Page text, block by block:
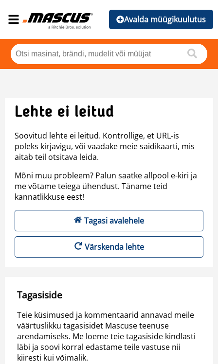
Avalda müügikuulutus
Lehte ei leitud
Soovitud lehte ei leitud. Kontrollige, et URL-is
poleks kirjavigu, või vaadake meie saidikaarti, mis
aitab teil otsitava leida.
Mõni muu probleem? Palun saatke allpool e-kiri ja
me võtame teiega ühendust. Täname teid
kannatlikkuse eest!
Tagasi avalehele
Värskenda lehte
Tagasiside
Teie küsimused ja kommentaarid annavad meile
väärtuslikku tagasisidet Mascuse teenuse
arendamiseks. Me loeme teie tagasiside kindlasti
läbi ja soovi korral edastame teile vastuse nii
kiiresti kui võimalik.